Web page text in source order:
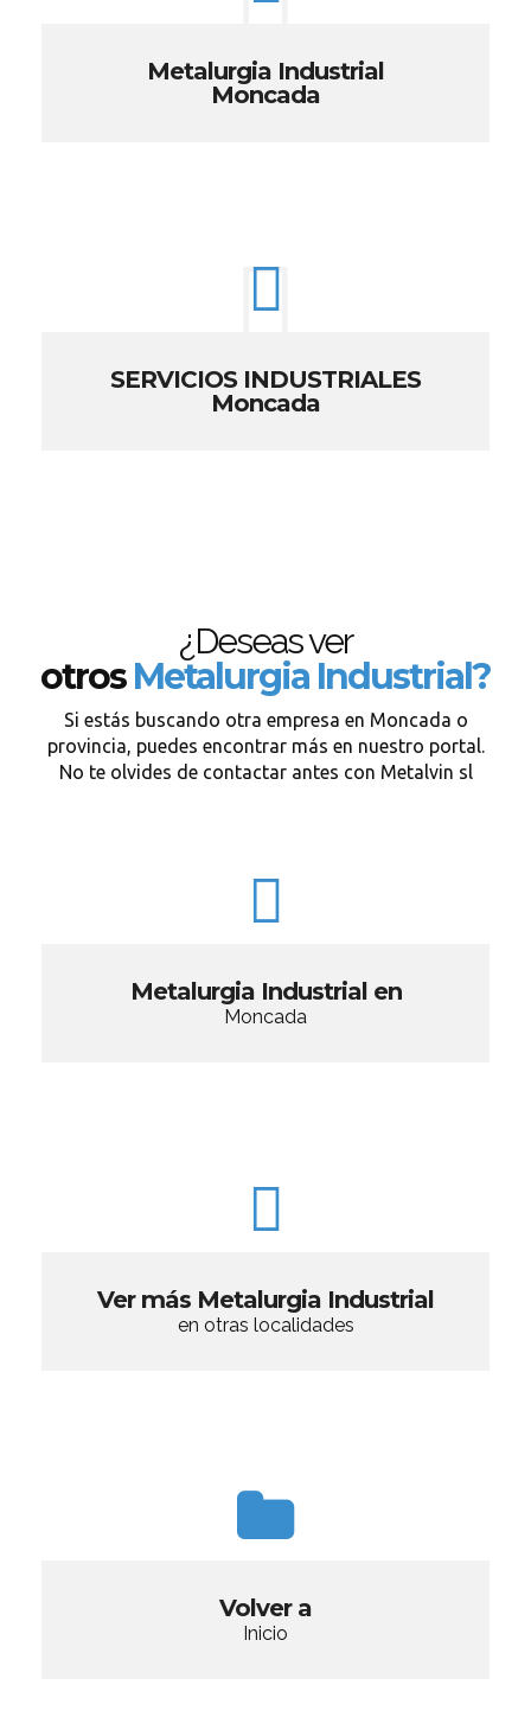
Metalurgia Industrial
Moncada
SERVICIOS INDUSTRIALES
Moncada
¿Deseas ver
otrosMetalurgia Industrial?
Si estás buscando otra empresa en Moncada o
provincia, puedes encontrar más en nuestro portal.
No te olvides de contactar antes con Metalvin sl
Metalurgia Industrial en
Moncada
Ver más Metalurgia Industrial
en otras localidades
Volver a
Inicio